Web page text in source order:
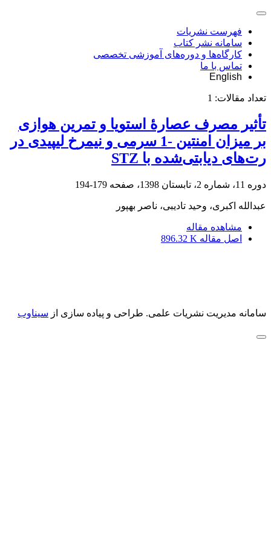
فهرست نشریات
سامانه نشر کتاب
کارگاه‌ها و دوره‌های آموزشی تخصصی
تماس با ما
English
تعداد مقالات: 1
تأثیر مصرف عصارۀ استویا و تمرین هوازی
بر میزان امنتین -1 سرمی و نیمرخ لیپیدی در
رت‌های دیابتی‌شده با STZ
دوره 11، شماره 2، تابستان 1398، صفحه 179-194
عبدالله اکبری، وحید تادیبی، ناصر بهپور
مشاهده مقاله
اصل مقاله 896.32 K
سامانه مدیریت نشریات علمی. طراحی و پیاده سازی از سیناوب